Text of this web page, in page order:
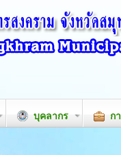
บุคลากร ก